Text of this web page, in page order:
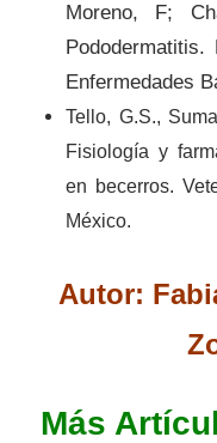
Moreno, F;
Enfermedades
Tello, G.S.,
Fisiología y
en becerros.
México.
Autor:
Más